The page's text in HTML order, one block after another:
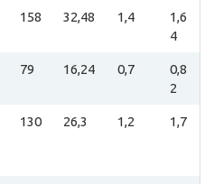
158 32,48 1,4
1,6
4
79 16,24 0,7
0,8
2
130 26,3 1,2 1,7